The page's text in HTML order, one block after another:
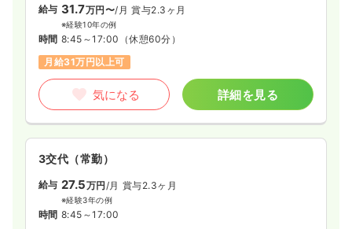
日勤のみ（常勤）
※一例
時間 9:00～17:00
土日祝休み
年間休日127日
第二新卒可
気になる
給与 31.7万円〜/月 賞与2.3ヶ月
※経験10年の例
時間 8:45～17:00 （休憩60分）
月給31万円以上可
気になる 詳細を見る
3交代（常勤）
給与 27.5万円/月 賞与2.3ヶ月
※経験3年の例
時間 8:45～17:00